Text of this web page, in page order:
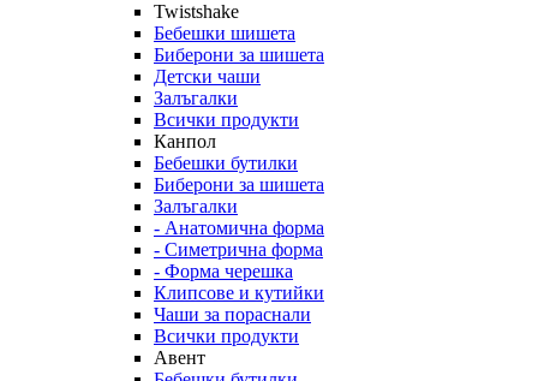
Twistshake
Бебешки шишета
Биберони за шишета
Детски чаши
Залъгалки
Всички продукти
Канпол
Бебешки бутилки
Биберони за шишета
Залъгалки
- Анатомична форма
- Симетрична форма
- Форма черешка
Клипсове и кутийки
Чаши за пораснали
Всички продукти
Авент